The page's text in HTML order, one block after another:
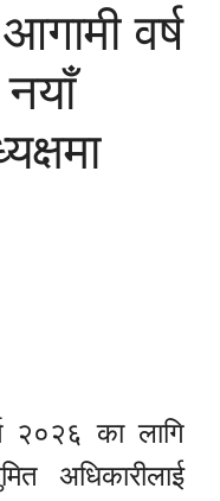
वर्ष
२०२६ का लागि
अधिकारीलाई